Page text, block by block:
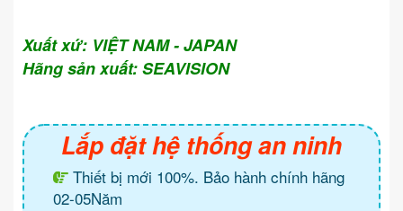
Xuất xứ: VIỆT NAM - JAPAN
Hãng sản xuất: SEAVISION
Lắp đặt hệ thống an ninh
Thiết bị mới 100%. Bảo hành chính hãng
02-05Năm